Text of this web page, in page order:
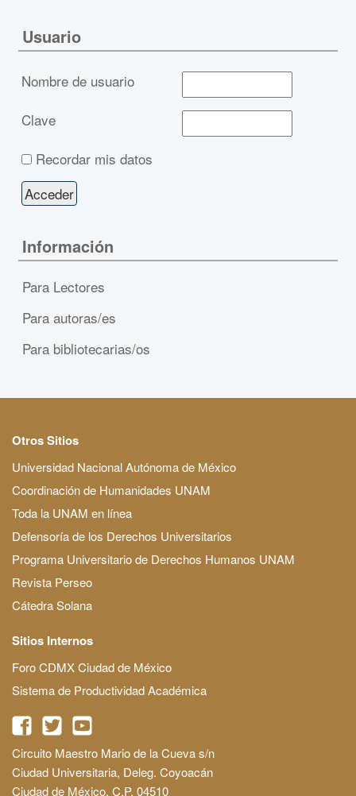
Usuario
Nombre de usuario
Clave
Recordar mis datos
Información
Para Lectores
Para autoras/es
Para bibliotecarias/os
Otros Sitios
Universidad Nacional Autónoma de México
Coordinación de Humanidades UNAM
Toda la UNAM en línea
Defensoría de los Derechos Universitarios
Programa Universitario de Derechos Humanos UNAM
Revista Perseo
Cátedra Solana
Sitios Internos
Foro CDMX Ciudad de México
Sistema de Productividad Académica
Circuito Maestro Mario de la Cueva s/n
Ciudad Universitaria, Deleg. Coyoacán
Ciudad de México, C.P. 04510